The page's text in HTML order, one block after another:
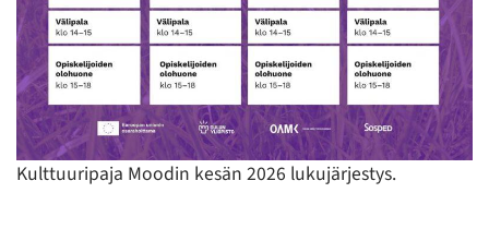
Kulttuuripaja Moodin kesän 2026 lukujärjestys.